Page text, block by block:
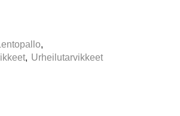
,
, Urheilutarvikkeet